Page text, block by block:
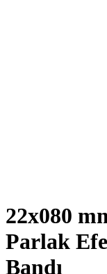
22x080
Parlak
Bandı